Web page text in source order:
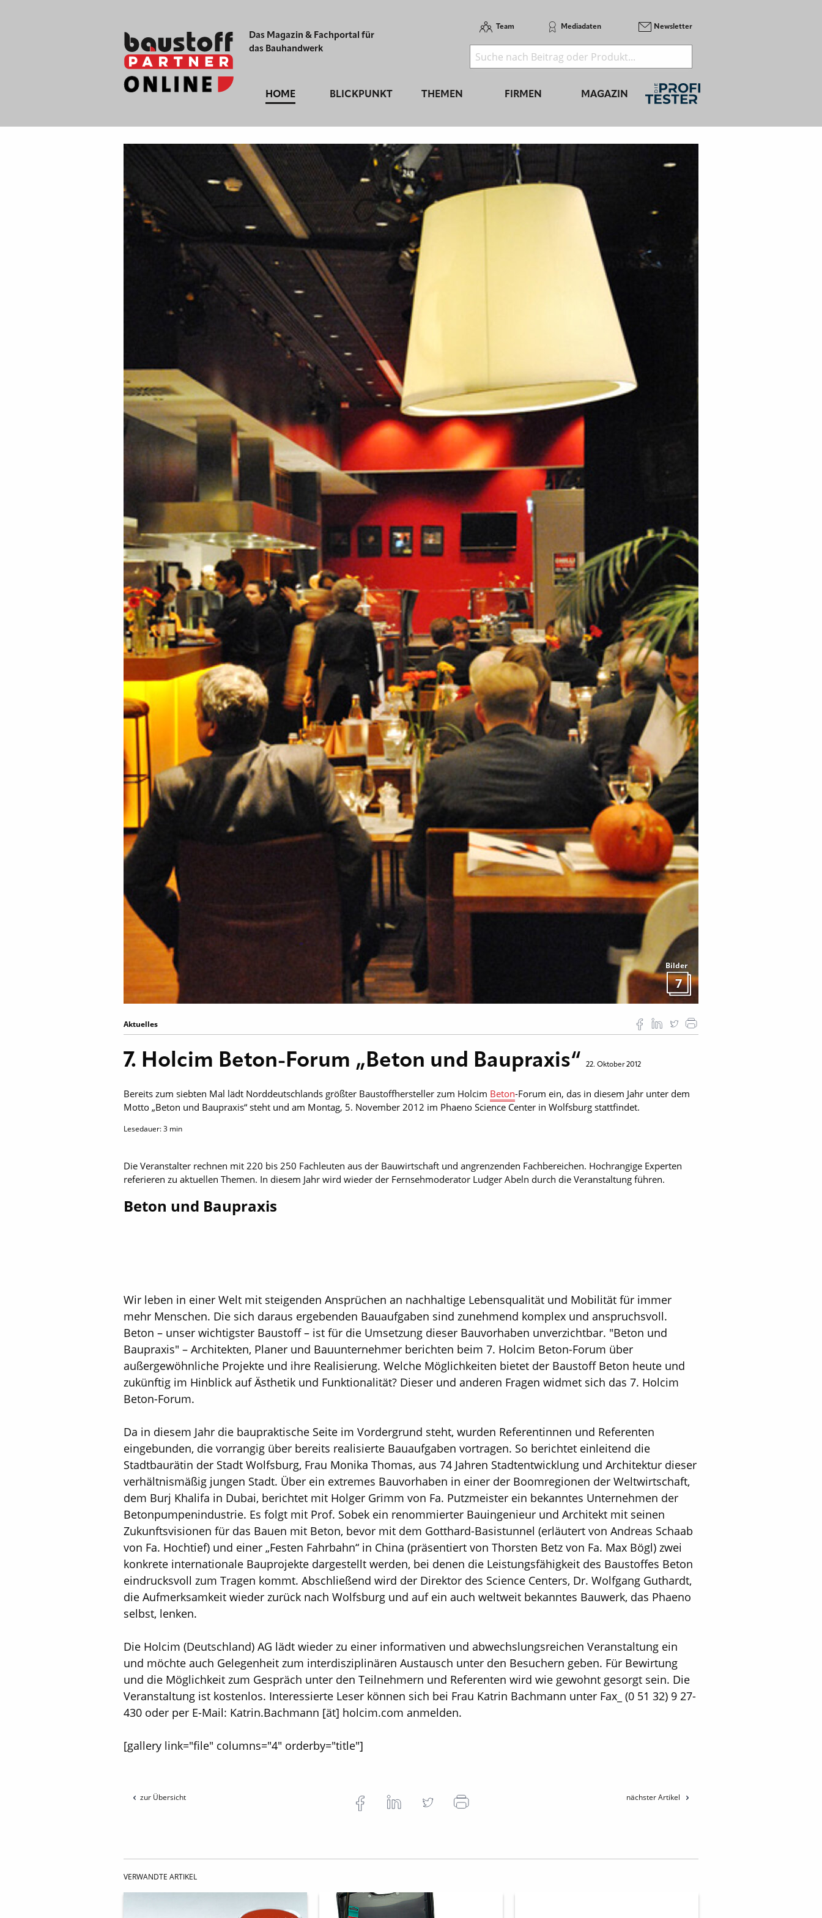
Das Magazin & Fachportal für
das Bauhandwerk
Team Mediadaten Newsletter
HOME BLICKPUNKT THEMEN FIRMEN MAGAZIN
Bilder
7
Aktuelles
7. Holcim Beton-Forum „Beton und Baupraxis“ 22. Oktober 2012
Bereits zum siebten Mal lädt Norddeutschlands größter Baustoffhersteller zum Holcim Beton-Forum ein, das in diesem Jahr unter dem
Motto „Beton und Baupraxis“ steht und am Montag, 5. November 2012 im Phaeno Science Center in Wolfsburg stattfindet.
Lesedauer:3 min
Die Veranstalter rechnen mit 220 bis 250 Fachleuten aus der Bauwirtschaft und angrenzenden Fachbereichen. Hochrangige Experten
referieren zu aktuellen Themen. In diesem Jahr wird wieder der Fernsehmoderator Ludger Abeln durch die Veranstaltung führen.
Beton und Baupraxis
Wir leben in einer Welt mit steigenden Ansprüchen an nachhaltige Lebensqualität und Mobilität für immer
mehr Menschen. Die sich daraus ergebenden Bauaufgaben sind zunehmend komplex und anspruchsvoll.
Beton – unser wichtigster Baustoff – ist für die Umsetzung dieser Bauvorhaben unverzichtbar. "Beton und
Baupraxis" – Architekten, Planer und Bauunternehmer berichten beim 7. Holcim Beton-Forum über
außergewöhnliche Projekte und ihre Realisierung. Welche Möglichkeiten bietet der Baustoff Beton heute und
zukünftig im Hinblick auf Ästhetik und Funktionalität? Dieser und anderen Fragen widmet sich das 7. Holcim
Beton-Forum.
Da in diesem Jahr die baupraktische Seite im Vordergrund steht, wurden Referentinnen und Referenten
eingebunden, die vorrangig über bereits realisierte Bauaufgaben vortragen. So berichtet einleitend die
Stadtbaurätin der Stadt Wolfsburg, Frau Monika Thomas, aus 74 Jahren Stadtentwicklung und Architektur dieser
verhältnismäßig jungen Stadt. Über ein extremes Bauvorhaben in einer der Boomregionen der Weltwirtschaft,
dem Burj Khalifa in Dubai, berichtet mit Holger Grimm von Fa. Putzmeister ein bekanntes Unternehmen der
Betonpumpenindustrie. Es folgt mit Prof. Sobek ein renommierter Bauingenieur und Architekt mit seinen
Zukunftsvisionen für das Bauen mit Beton, bevor mit dem Gotthard-Basistunnel (erläutert von Andreas Schaab
von Fa. Hochtief) und einer „Festen Fahrbahn“ in China (präsentiert von Thorsten Betz von Fa. Max Bögl) zwei
konkrete internationale Bauprojekte dargestellt werden, bei denen die Leistungsfähigkeit des Baustoffes Beton
eindrucksvoll zum Tragen kommt. Abschließend wird der Direktor des Science Centers, Dr. Wolfgang Guthardt,
die Aufmerksamkeit wieder zurück nach Wolfsburg und auf ein auch weltweit bekanntes Bauwerk, das Phaeno
selbst, lenken.
Die Holcim (Deutschland) AG lädt wieder zu einer informativen und abwechslungsreichen Veranstaltung ein
und möchte auch Gelegenheit zum interdisziplinären Austausch unter den Besuchern geben. Für Bewirtung
und die Möglichkeit zum Gespräch unter den Teilnehmern und Referenten wird wie gewohnt gesorgt sein. Die
Veranstaltung ist kostenlos. Interessierte Leser können sich bei Frau Katrin Bachmann unter Fax_ (0 51 32) 9 27-
430 oder per E-Mail: Katrin.Bachmann [ät] holcim.com anmelden.
[gallery link="file" columns="4" orderby="title"]
zur Übersicht nächster Artikel
VERWANDTE ARTIKEL